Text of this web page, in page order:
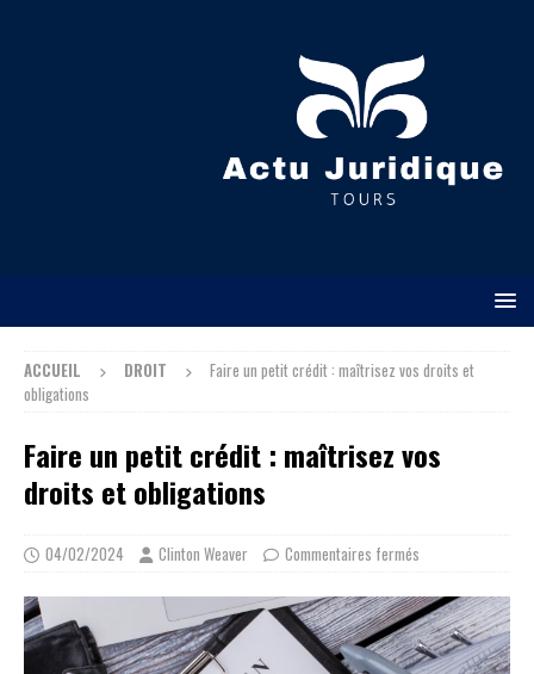
ACCUEIL DROIT
Faire un petit crédit : maîtrisez vos droits et
obligations
Faire un petit crédit : maîtrisez vos
droits et obligations
04/02/2024 Clinton Weaver Commentaires fermés